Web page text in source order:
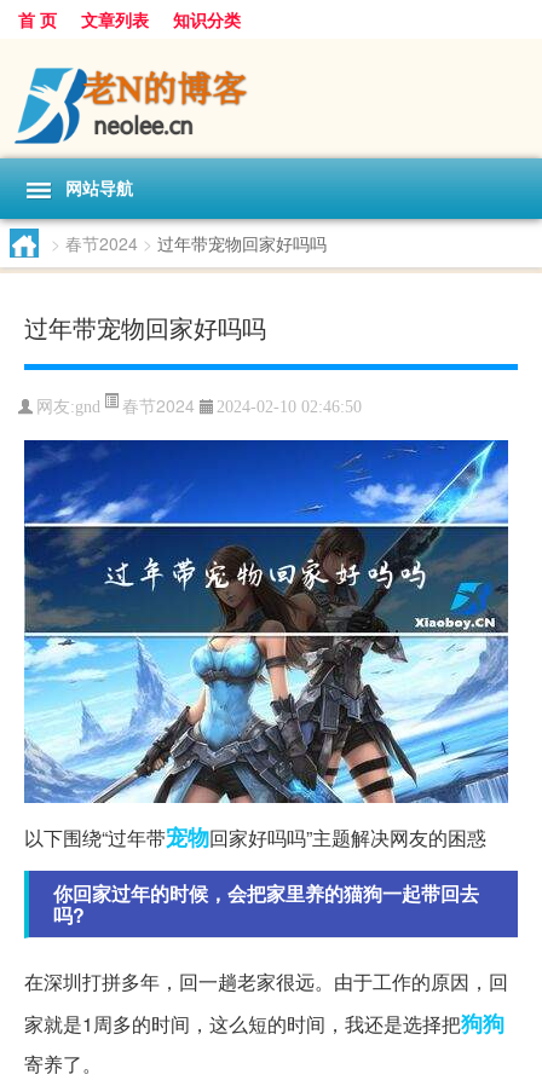
首 页 文章列表 知识分类
网站导航
> 春节2024 > 过年带宠物回家好吗吗
过年带宠物回家好吗吗
网友:gnd 春节2024 2024-02-10 02:46:50
以下围绕“过年带宠物回家好吗吗”主题解决网友的困惑
你回家过年的时候，会把家里养的猫狗一起带回去
吗?
在深圳打拼多年，回一趟老家很远。由于工作的原因，回
家就是1周多的时间，这么短的时间，我还是选择把狗狗
寄养了。